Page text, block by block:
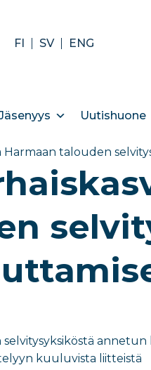
FI SV ENG
Uutishuone
Harmaan talouden
kuuluvista liitteistä